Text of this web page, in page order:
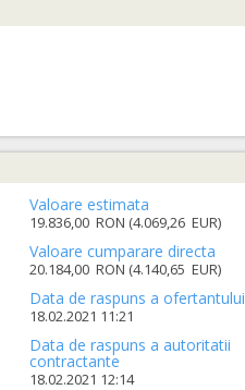
Valoare estimata
19.836,00 RON (4.069,26 EUR)
Valoare cumparare directa
20.184,00 RON (4.140,65 EUR)
Data de raspuns a ofertantului
18.02.2021 11:21
Data de raspuns a autoritatii
contractante
18.02.2021 12:14